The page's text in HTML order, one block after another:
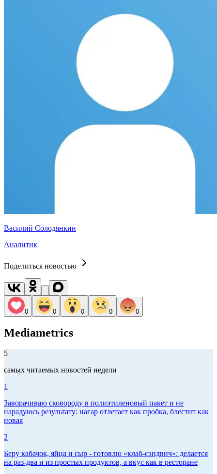
Василий Солодянкин
Аналитик
Поделиться новостью
0 0 0 0 0
Mediametrics
5
самых читаемых новостей недели
1
Заворачиваю сковороду в полиэтиленовый пакет и не
нарадуюсь результату: нагар отлетает как пробка, блестит как
новая
2
Беру кабачок, яйца и сыр - готовлю «клаб-сэндвич»: делается
на раз-два и из простых продуктов, а вкус как в ресторане